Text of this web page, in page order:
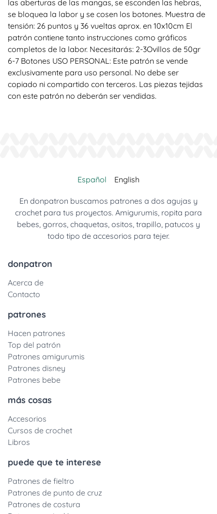
las aberturas de las mangas, se esconden las hebras,
se bloquea la labor y se cosen los botones. Muestra de
tensión: 26 puntos y 36 vueltas aprox. en 10x10cm El
patrón contiene tanto instrucciones como gráficos
completos de la labor. Necesitarás: 2-3Ovillos de 50gr
6-7 Botones USO PERSONAL: Este patrón se vende
exclusivamente para uso personal. No debe ser
copiado ni compartido con terceros. Las piezas tejidas
con este patrón no deberán ser vendidas.
Español English
En donpatron buscamos patrones a dos agujas y
crochet para tus proyectos. Amigurumis, ropita para
bebes, gorros, chaquetas, ositos, trapillo, patucos y
todo tipo de accesorios para tejer.
donpatron
Acerca de
Contacto
patrones
Hacen patrones
Top del patrón
Patrones amigurumis
Patrones disney
Patrones bebe
más cosas
Accesorios
Cursos de crochet
Libros
puede que te interese
Patrones de fieltro
Patrones de punto de cruz
Patrones de costura